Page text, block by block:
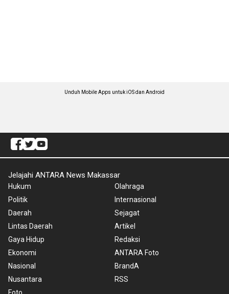
Unduh Mobile Apps untuk iOS dan Android
Jelajahi ANTARA News Makassar
Hukum
Politik
Daerah
Lintas Daerah
Gaya Hidup
Ekonomi
Nasional
Nusantara
Olahraga
Internasional
Sejagat
Artikel
Redaksi
ANTARA Foto
BrandA
RSS